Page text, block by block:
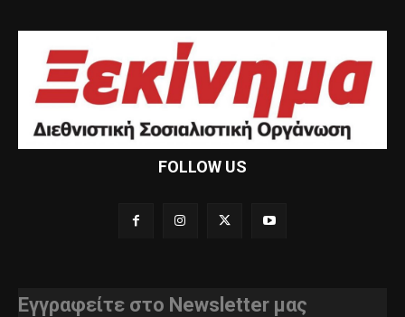
FOLLOW US
Εγγραφείτε στο Newsletter μας